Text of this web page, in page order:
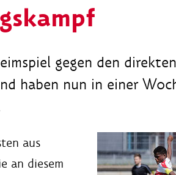
gegen den direkten
haben nun in einer
aus
an diesem